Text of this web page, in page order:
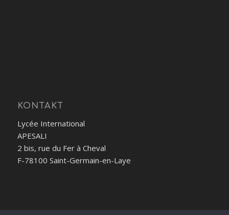
KONTAKT
Lycée International
APESALI
2 bis, rue du Fer à Cheval
F-78100 Saint-Germain-en-Laye